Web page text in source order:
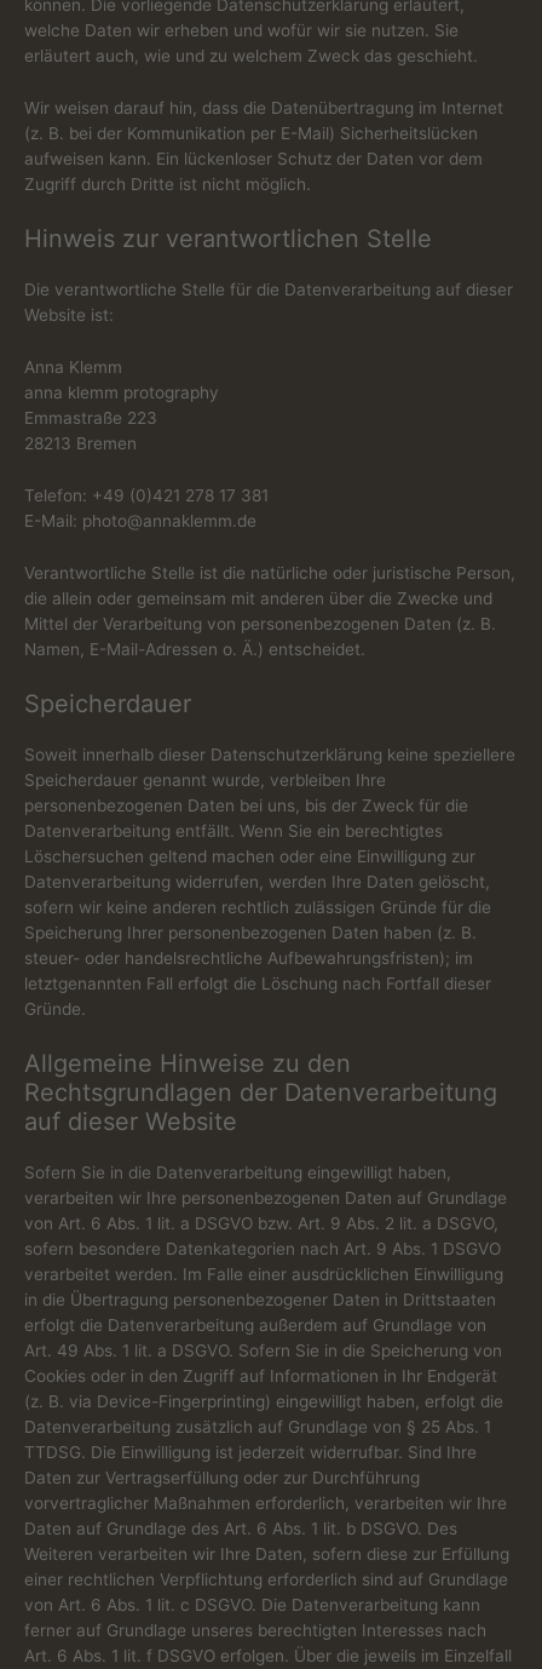
können. Die vorliegende Datenschutzerklärung erläutert,
welche Daten wir erheben und wofür wir sie nutzen. Sie
erläutert auch, wie und zu welchem Zweck das geschieht.
Wir weisen darauf hin, dass die Datenübertragung im Internet
(z. B. bei der Kommunikation per E-Mail) Sicherheitslücken
aufweisen kann. Ein lückenloser Schutz der Daten vor dem
Zugriff durch Dritte ist nicht möglich.
Hinweis zur verantwortlichen Stelle
Die verantwortliche Stelle für die Datenverarbeitung auf dieser
Website ist:
Anna Klemm
anna klemm protography
Emmastraße 223
28213 Bremen
Telefon: +49 (0)421 278 17 381
E-Mail: photo@annaklemm.de
Verantwortliche Stelle ist die natürliche oder juristische Person,
die allein oder gemeinsam mit anderen über die Zwecke und
Mittel der Verarbeitung von personenbezogenen Daten (z. B.
Namen, E-Mail-Adressen o. Ä.) entscheidet.
Speicherdauer
Soweit innerhalb dieser Datenschutzerklärung keine speziellere
Speicherdauer genannt wurde, verbleiben Ihre
personenbezogenen Daten bei uns, bis der Zweck für die
Datenverarbeitung entfällt. Wenn Sie ein berechtigtes
Löschersuchen geltend machen oder eine Einwilligung zur
Datenverarbeitung widerrufen, werden Ihre Daten gelöscht,
sofern wir keine anderen rechtlich zulässigen Gründe für die
Speicherung Ihrer personenbezogenen Daten haben (z. B.
steuer- oder handelsrechtliche Aufbewahrungsfristen); im
letztgenannten Fall erfolgt die Löschung nach Fortfall dieser
Gründe.
Allgemeine Hinweise zu den
Rechtsgrundlagen der Datenverarbeitung
auf dieser Website
Sofern Sie in die Datenverarbeitung eingewilligt haben,
verarbeiten wir Ihre personenbezogenen Daten auf Grundlage
von Art. 6 Abs. 1 lit. a DSGVO bzw. Art. 9 Abs. 2 lit. a DSGVO,
sofern besondere Datenkategorien nach Art. 9 Abs. 1 DSGVO
verarbeitet werden. Im Falle einer ausdrücklichen Einwilligung
in die Übertragung personenbezogener Daten in Drittstaaten
erfolgt die Datenverarbeitung außerdem auf Grundlage von
Art. 49 Abs. 1 lit. a DSGVO. Sofern Sie in die Speicherung von
Cookies oder in den Zugriff auf Informationen in Ihr Endgerät
(z. B. via Device-Fingerprinting) eingewilligt haben, erfolgt die
Datenverarbeitung zusätzlich auf Grundlage von § 25 Abs. 1
TTDSG. Die Einwilligung ist jederzeit widerrufbar. Sind Ihre
Daten zur Vertragserfüllung oder zur Durchführung
vorvertraglicher Maßnahmen erforderlich, verarbeiten wir Ihre
Daten auf Grundlage des Art. 6 Abs. 1 lit. b DSGVO. Des
Weiteren verarbeiten wir Ihre Daten, sofern diese zur Erfüllung
einer rechtlichen Verpflichtung erforderlich sind auf Grundlage
von Art. 6 Abs. 1 lit. c DSGVO. Die Datenverarbeitung kann
ferner auf Grundlage unseres berechtigten Interesses nach
Art. 6 Abs. 1 lit. f DSGVO erfolgen. Über die jeweils im Einzelfall